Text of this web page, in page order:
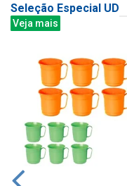
Seleção Especial UD
Veja mais